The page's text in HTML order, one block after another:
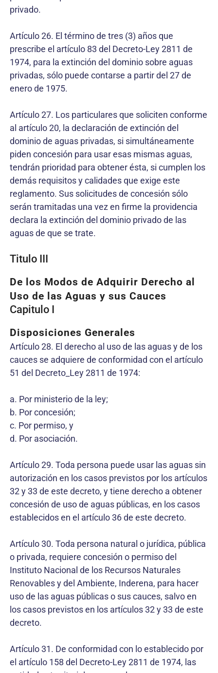
privado.
Artículo 26. El término de tres (3) años que
prescribe el artículo 83 del Decreto-Ley 2811 de
1974, para la extinción del dominio sobre aguas
privadas, sólo puede contarse a partir del 27 de
enero de 1975.
Artículo 27. Los particulares que soliciten conforme
al artículo 20, la declaración de extinción del
dominio de aguas privadas, si simultáneamente
piden concesión para usar esas mismas aguas,
tendrán prioridad para obtener ésta, si cumplen los
demás requisitos y calidades que exige este
reglamento. Sus solicitudes de concesión sólo
serán tramitadas una vez en firme la providencia
declara la extinción del dominio privado de las
aguas de que se trate.
Titulo III
De los Modos de Adquirir Derecho al
Uso de las Aguas y sus Cauces
Capitulo I
Disposiciones Generales
Artículo 28. El derecho al uso de las aguas y de los
cauces se adquiere de conformidad con el artículo
51 del Decreto_Ley 2811 de 1974:
a. Por ministerio de la ley;
b. Por concesión;
c. Por permiso, y
d. Por asociación.
Artículo 29. Toda persona puede usar las aguas sin
autorización en los casos previstos por los artículos
32 y 33 de este decreto, y tiene derecho a obtener
concesión de uso de aguas públicas, en los casos
establecidos en el artículo 36 de este decreto.
Artículo 30. Toda persona natural o jurídica, pública
o privada, requiere concesión o permiso del
Instituto Nacional de los Recursos Naturales
Renovables y del Ambiente, Inderena, para hacer
uso de las aguas públicas o sus cauces, salvo en
los casos previstos en los artículos 32 y 33 de este
decreto.
Artículo 31. De conformidad con lo establecido por
el artículo 158 del Decreto-Ley 2811 de 1974, las